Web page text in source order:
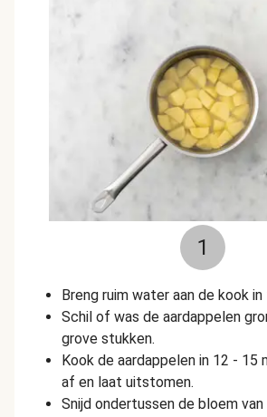
1
Breng ruim water aan de kook
Schil of was de aardappelen
grove stukken.
Kook de aardappelen in 12 - 15
af en laat uitstomen.
Snijd ondertussen de bloem